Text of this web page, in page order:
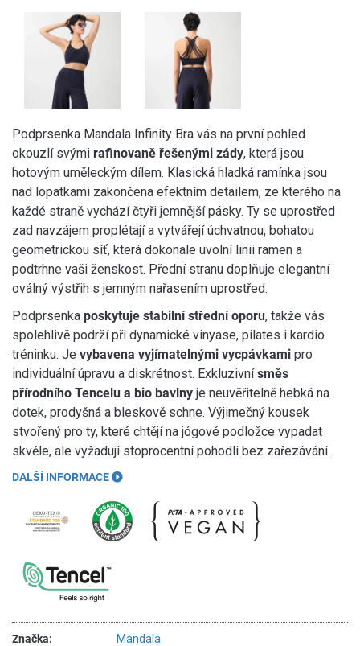
Podprsenka Mandala Infinity Bra vás na první pohled
okouzlí svými rafinovaně řešenými zády, která jsou
hotovým uměleckým dílem. Klasická hladká ramínka jsou
nad lopatkami zakončena efektním detailem, ze kterého na
každé straně vychází čtyři jemnější pásky. Ty se uprostřed
zad navzájem proplétají a vytvářejí úchvatnou, bohatou
geometrickou síť, která dokonale uvolní linii ramen a
podtrhne vaši ženskost. Přední stranu doplňuje elegantní
oválný výstřih s jemným nařasením uprostřed.
Podprsenka poskytuje stabilní střední oporu, takže vás
spolehlivě podrží při dynamické vinyase, pilates i kardio
tréninku. Je vybavena vyjímatelnými vycpávkami pro
individuální úpravu a diskrétnost. Exkluzivnísměs
přírodního Tencelu a bio bavlny je neuvěřitelně hebká na
dotek, prodyšná a bleskově schne. Výjimečný kousek
stvořený pro ty, které chtějí na jógové podložce vypadat
skvěle, ale vyžadují stoprocentní pohodlí bez zařezávání.
DALŠÍ INFORMACE
Značka: Mandala